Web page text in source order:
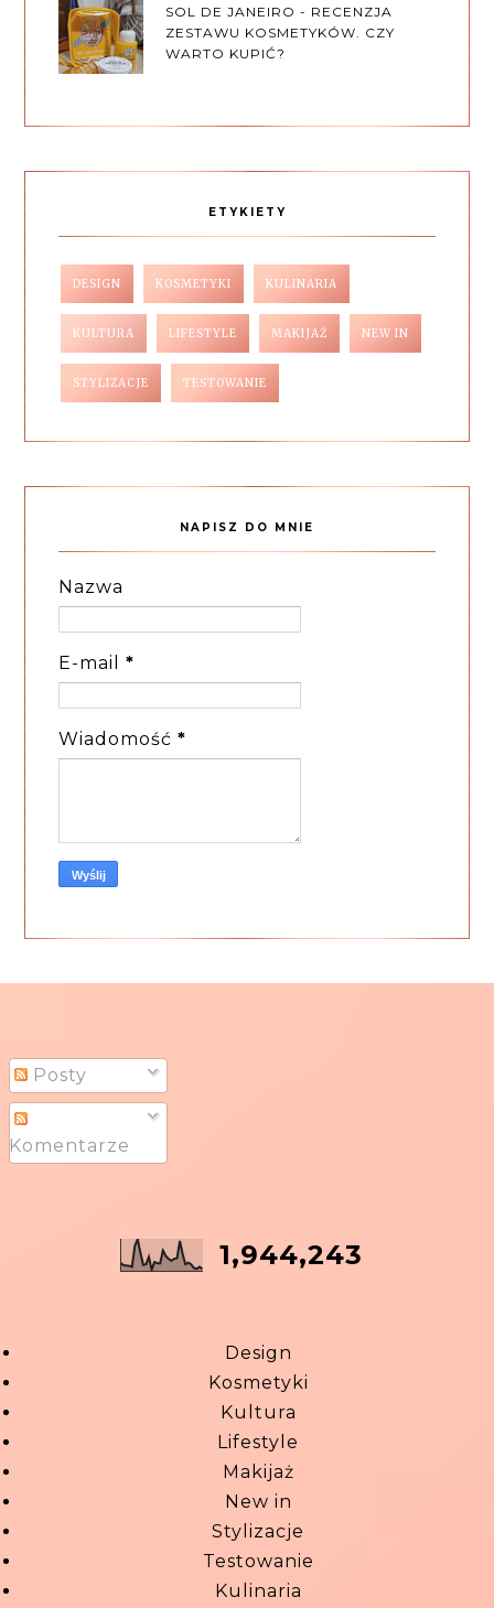
SOL DE JANEIRO - RECENZJA
ZESTAWU KOSMETYKÓW. CZY
WARTO KUPIĆ?
ETYKIETY
DESIGN KOSMETYKI KULINARIA
KULTURA LIFESTYLE MAKIJAŻ NEW IN
STYLIZACJE TESTOWANIE
NAPISZ DO MNIE
Nazwa
E-mail*
Wiadomość*
Posty
Komentarze
1,944,243
Design
Kosmetyki
Kultura
Lifestyle
Makijaż
New in
Stylizacje
Testowanie
Kulinaria